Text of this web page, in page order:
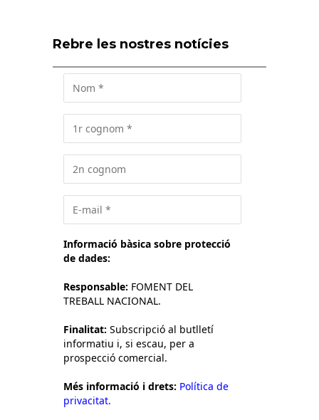
Rebre les nostres notícies
Informació bàsica sobre protecció
de dades:
Responsable: FOMENT DEL
TREBALL NACIONAL.
Finalitat: Subscripció al butlletí
informatiu i, si escau, per a
prospecció comercial.
Més informació i drets: Política de
privacitat.